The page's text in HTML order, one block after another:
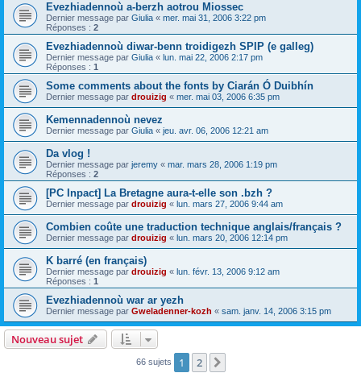
Evezhiadennoù a-berzh aotrou Miossec
Dernier message par Giulia « mer. mai 31, 2006 3:22 pm
Réponses : 2
Evezhiadennoù diwar-benn troidigezh SPIP (e galleg)
Dernier message par Giulia « lun. mai 22, 2006 2:17 pm
Réponses : 1
Some comments about the fonts by Ciarán Ó Duibhín
Dernier message par drouizig « mer. mai 03, 2006 6:35 pm
Kemennadennoù nevez
Dernier message par Giulia « jeu. avr. 06, 2006 12:21 am
Da vlog !
Dernier message par jeremy « mar. mars 28, 2006 1:19 pm
Réponses : 2
[PC Inpact] La Bretagne aura-t-elle son .bzh ?
Dernier message par drouizig « lun. mars 27, 2006 9:44 am
Combien coûte une traduction technique anglais/français ?
Dernier message par drouizig « lun. mars 20, 2006 12:14 pm
K barré (en français)
Dernier message par drouizig « lun. févr. 13, 2006 9:12 am
Réponses : 1
Evezhiadennoù war ar yezh
Dernier message par Gweladenner-kozh « sam. janv. 14, 2006 3:15 pm
Nouveau sujet
66 sujets 1 2